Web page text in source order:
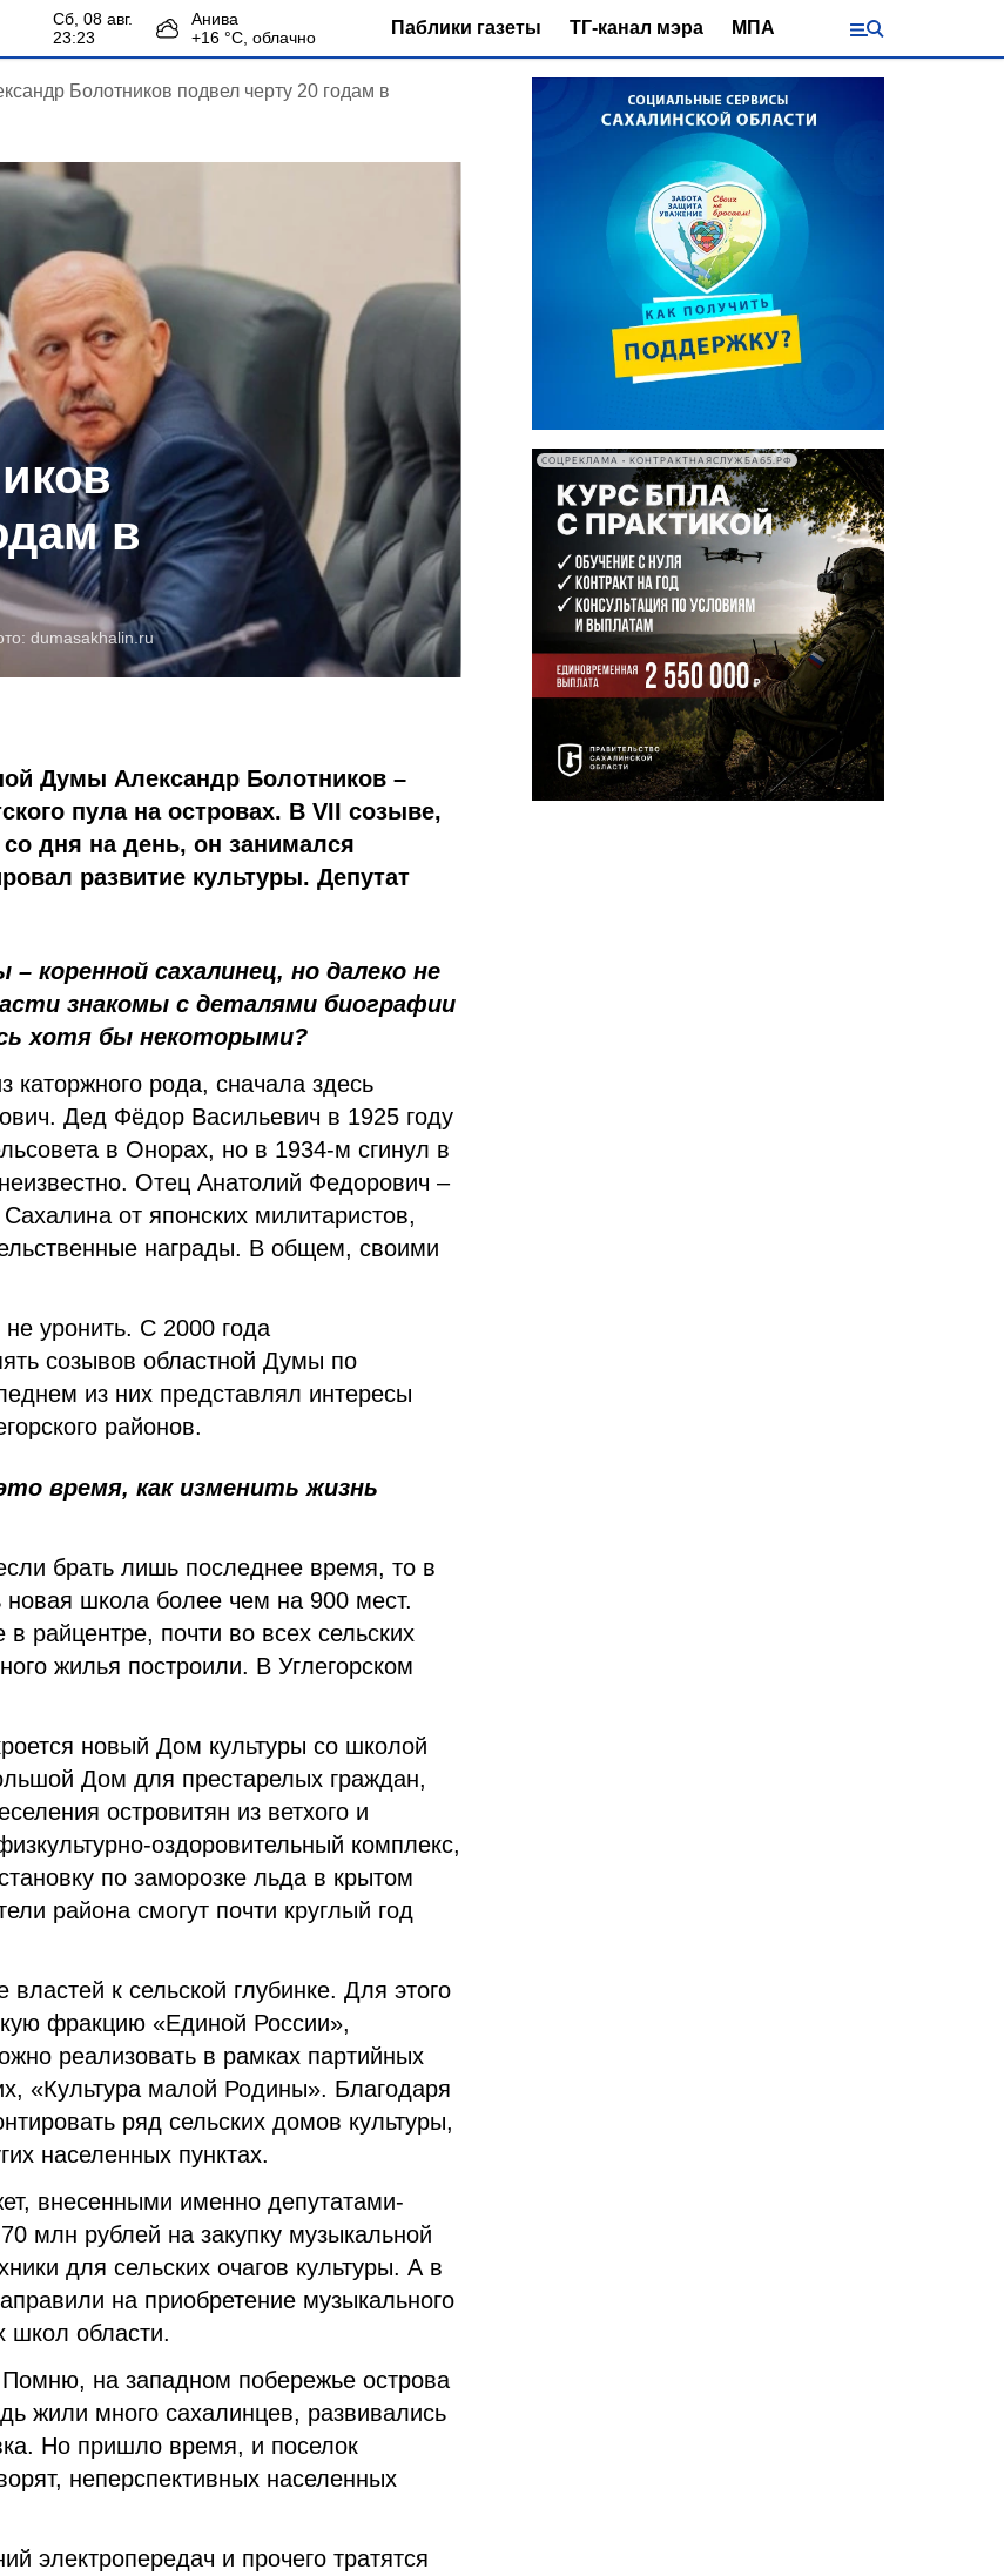
сб, 08 авг.
23:23
Анива
+16 °С, облачно Паблики газеты ТГ-канал мэра МПА
Болотников подвел черту 20 годам в
в
dumasakhalin.ru
Думы Александр Болотников –
пула на островах. В VII созыве,
дня на день, он занимался
развитие культуры. Депутат
коренной сахалинец, но далеко не
знакомы с деталями биографии
хотя бы некоторыми?
рода, сначала здесь
Дед Фёдор Васильевич в 1925 году
в Онорах, но в 1934-м сгинул в
Отец Анатолий Федорович –
от японских милитаристов,
награды. В общем, своими
уронить. С 2000 года
созывов областной Думы по
из них представлял интересы
районов.
время, как изменить жизнь
брать лишь последнее время, то в
школа более чем на 900 мест.
райцентре, почти во всех сельских
жилья построили. В Углегорском
новый Дом культуры со школой
Дом для престарелых граждан,
островитян из ветхого и
оздоровительный комплекс,
по заморозке льда в крытом
района смогут почти круглый год
к сельской глубинке. Для этого
фракцию «Единой России»,
реализовать в рамках партийных
«Культура малой Родины». Благодаря
ряд сельских домов культуры,
населенных пунктах.
внесенными именно депутатами-
млн рублей на закупку музыкальной
для сельских очагов культуры. А в
на приобретение музыкального
школ области.
на западном побережье острова
жили много сахалинцев, развивались
Но пришло время, и поселок
неперспективных населенных
электропередач и прочего тратятся
СОЦРЕКЛАМА • КОНТРАКТНАЯСЛУЖБА65.РФ